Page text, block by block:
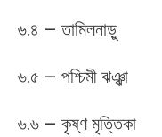
৬.৪ – তামিলনাড়ু
৬.৫ – পশ্চিমী ঝঞ্ঝা
৬.৬ – কৃষ্ণ মৃত্তিকা